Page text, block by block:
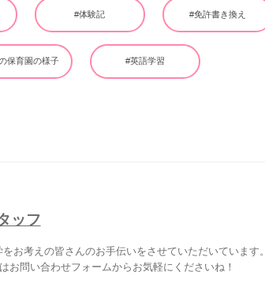
#体験記 #免許書き換え
保育園の様子 #英語学習
ッフ
お考えの皆さんのお手伝いをさせていただいています。
お問い合わせフォームからお気軽にくださいね！